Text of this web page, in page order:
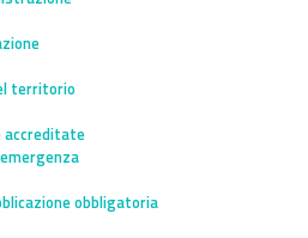
territorio
obbligatoria